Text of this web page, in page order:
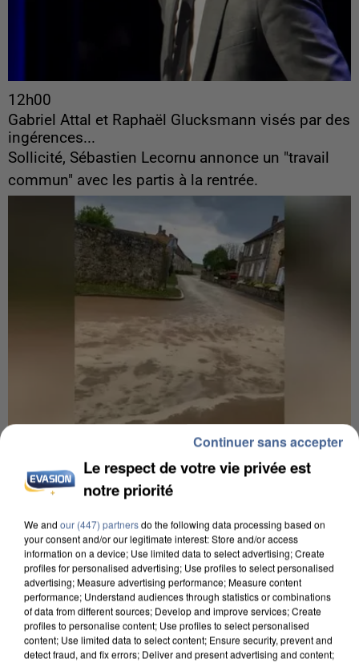
12h00
Gabriel Attal et Raphaël Glucksmann visés par des
ingérences...
Sollicité, Sébastien Lecornu annonce un "travail
commun" avec les partis à la rentrée.
7h56
Une touriste de l’Oise emportée par une coulée de
Son corps a été retrouvé à cinq kilomètres de là.
Le respect de votre vie privée est
notre priorité
We and our (447) partnersdo the following data processing based on
your consent and/or our legitimate interest: Store and/or access
information on a device; Use limited data to select advertising; Create
profiles for personalised advertising; Use profiles to select personalised
advertising; Measure advertising performance; Measure content
performance; Understand audiences through statistics or combinations
of data from different sources; Develop and improve services; Create
profiles to personalise content; Use profiles to select personalised
content; Use limited data to select content; Ensure security, prevent and
detect fraud, and fix errors; Deliver and present advertising and content;
Continuer sans accepter